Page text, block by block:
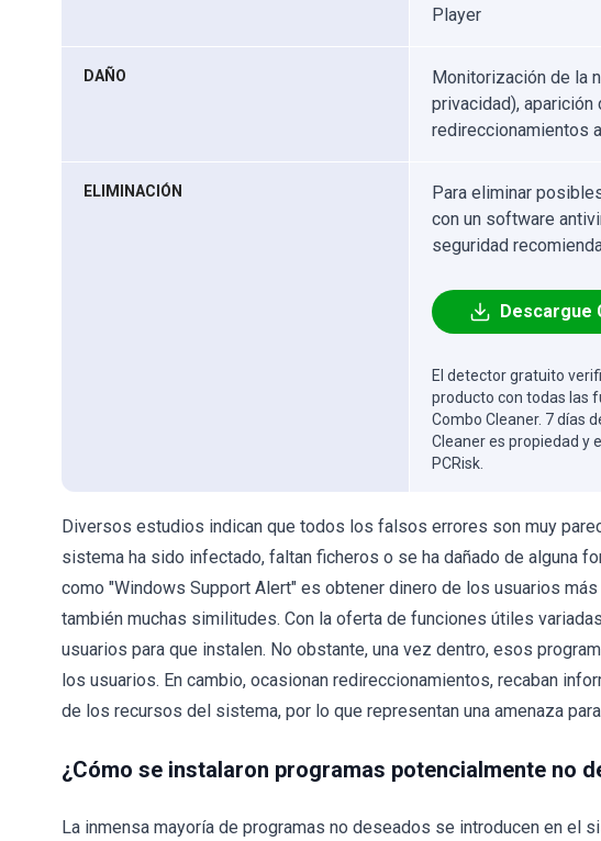
Player
DAÑO
Monitorización de la
privacidad),
redireccionamientos
ELIMINACIÓN
Para eliminar
con un software
seguridad
Descargue
El detector gratuito
producto con todas las
Combo Cleaner. 7 días
Cleaner es propiedad y
PCRisk.
Diversos estudios indican que todos los falsos errores son muy
sistema ha sido infectado, faltan ficheros o se ha dañado de alguna
como "Windows Support Alert" es obtener dinero de los usuarios
también muchas similitudes. Con la oferta de funciones útiles
usuarios para que instalen. No obstante, una vez dentro, esos
los usuarios. En cambio, ocasionan redireccionamientos, recaban
de los recursos del sistema, por lo que representan una amenaza
¿Cómo se instalaron programas potencialmente no
La inmensa mayoría de programas no deseados se introducen en el